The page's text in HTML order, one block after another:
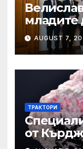
младите
Бъдете
винаги
AUGUST 7,
ТРАКТОРИ
от